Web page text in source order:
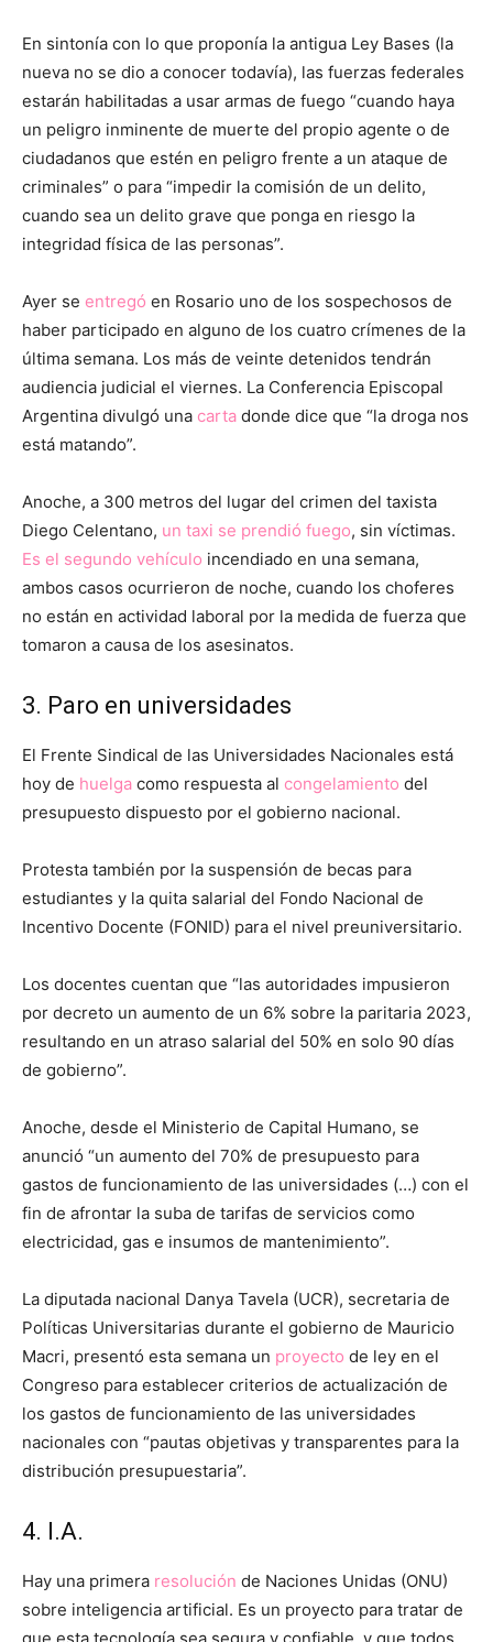
En sintonía con lo que proponía la antigua Ley Bases (la
nueva no se dio a conocer todavía), las fuerzas federales
estarán habilitadas a usar armas de fuego “cuando haya
un peligro inminente de muerte del propio agente o de
ciudadanos que estén en peligro frente a un ataque de
criminales” o para “impedir la comisión de un delito,
cuando sea un delito grave que ponga en riesgo la
integridad física de las personas”.
Ayer se entregó en Rosario uno de los sospechosos de
haber participado en alguno de los cuatro crímenes de la
última semana. Los más de veinte detenidos tendrán
audiencia judicial el viernes. La Conferencia Episcopal
Argentina divulgó una carta donde dice que “la droga nos
está matando”.
Anoche, a 300 metros del lugar del crimen del taxista
Diego Celentano, un taxi se prendió fuego, sin víctimas.
Es el segundo vehículo incendiado en una semana,
ambos casos ocurrieron de noche, cuando los choferes
no están en actividad laboral por la medida de fuerza que
tomaron a causa de los asesinatos.
3. Paro en universidades
El Frente Sindical de las Universidades Nacionales está
hoy de huelga como respuesta al congelamiento del
presupuesto dispuesto por el gobierno nacional.
Protesta también por la suspensión de becas para
estudiantes y la quita salarial del Fondo Nacional de
Incentivo Docente (FONID) para el nivel preuniversitario.
Los docentes cuentan que “las autoridades impusieron
por decreto un aumento de un 6% sobre la paritaria 2023,
resultando en un atraso salarial del 50% en solo 90 días
de gobierno”.
Anoche, desde el Ministerio de Capital Humano, se
anunció “un aumento del 70% de presupuesto para
gastos de funcionamiento de las universidades (…) con el
fin de afrontar la suba de tarifas de servicios como
electricidad, gas e insumos de mantenimiento”.
La diputada nacional Danya Tavela (UCR), secretaria de
Políticas Universitarias durante el gobierno de Mauricio
Macri, presentó esta semana un proyecto de ley en el
Congreso para establecer criterios de actualización de
los gastos de funcionamiento de las universidades
nacionales con “pautas objetivas y transparentes para la
distribución presupuestaria”.
4. I.A.
Hay una primera resolución de Naciones Unidas (ONU)
sobre inteligencia artificial. Es un proyecto para tratar de